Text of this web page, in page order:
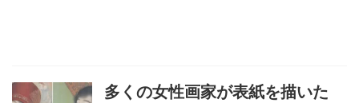
多くの女性画家が表紙を描いた